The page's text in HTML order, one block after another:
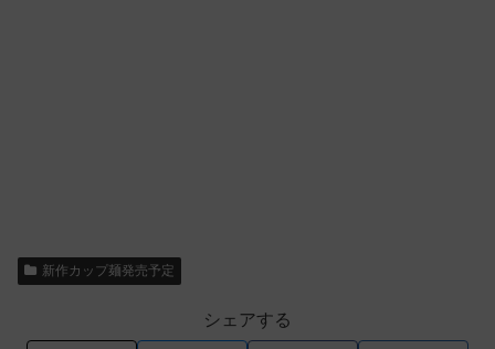
新作カップ麺発売予定
シェアする